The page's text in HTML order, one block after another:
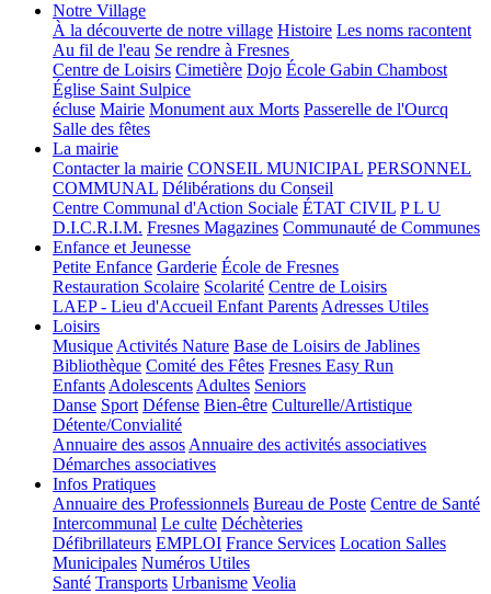
Notre Village
À la découverte de notre village Histoire Les noms racontent
Au fil de l'eau Se rendre à Fresnes
Centre de Loisirs Cimetière Dojo École Gabin Chambost
Église Saint Sulpice
écluse Mairie Monument aux Morts Passerelle de l'Ourcq
Salle des fêtes
La mairie
Contacter la mairie CONSEIL MUNICIPAL PERSONNEL
COMMUNAL Délibérations du Conseil
Centre Communal d'Action Sociale ÉTAT CIVIL P L U
D.I.C.R.I.M. Fresnes Magazines Communauté de Communes
Enfance et Jeunesse
Petite Enfance Garderie École de Fresnes
Restauration Scolaire Scolarité Centre de Loisirs
LAEP - Lieu d'Accueil Enfant ParentsAdresses Utiles
Loisirs
MusiqueActivités Nature Base de Loisirs de Jablines
Bibliothèque Comité des Fêtes Fresnes Easy Run
EnfantsAdolescentsAdultes Seniors
Danse Sport Défense Bien-être Culturelle/Artistique
Détente/Convialité
Annuaire des assosAnnuaire des activités associatives
Démarches associatives
Infos Pratiques
Annuaire des Professionnels Bureau de Poste Centre de Santé
Intercommunal Le culte Déchèteries
Défibrillateurs EMPLOI France Services Location Salles
Municipales Numéros Utiles
Santé Transports Urbanisme Veolia